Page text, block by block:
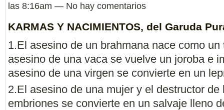
las 8:16am — No hay comentarios
KARMAS Y NACIMIENTOS, del Garuda
1.El asesino de un brahmana nace como un
asesino de una vaca se vuelve un joroba e
asesino de una virgen se convierte en un
2.El asesino de una mujer y el destructor de
embriones se convierte en un salvaje lleno